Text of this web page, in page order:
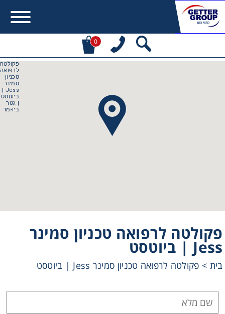
0
פקולטה לרפואה טכניון סמינר
Jess | ביוטסט
בית > פקולטה לרפואה טכניון סמינר Jess | ביוטסט
מעונין לקבל הצעת מחיר או מידע עבור:
Cooling
Heating
Instrumentation
Microscopy